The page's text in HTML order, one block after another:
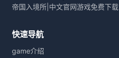
帝国入境所|中文官网游戏免费下载
快速导航
game介绍